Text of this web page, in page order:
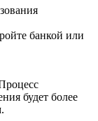
банкой или
будет более